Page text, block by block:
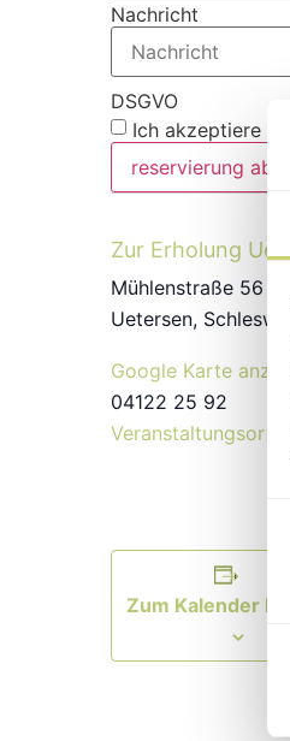
Nachricht
DSGVO
Ich akzeptiere die
reservierung
Zur Erholung
Mühlenstraße 56
Uetersen,
Google Karte
04122 25 92
Veranstaltungsort-
Zum Kalender